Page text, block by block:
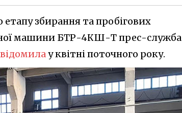
збирання та пробігових
машини БТР-4КШ-Т прес-служба
у квітні поточного року.